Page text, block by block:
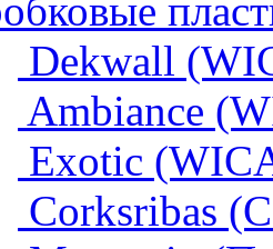
Dekwall
Ambiance
Exotic
Corksribas